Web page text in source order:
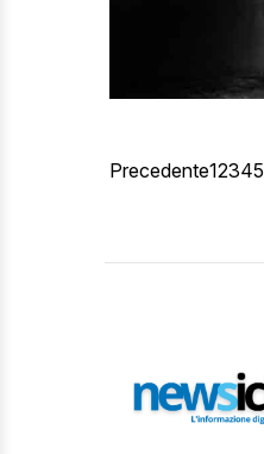
Precedente12345